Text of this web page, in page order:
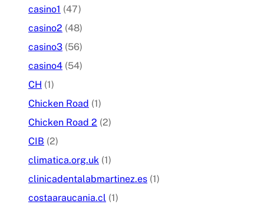
casino1 (47)
casino2 (48)
casino3 (56)
casino4 (54)
CH (1)
Chicken Road (1)
Chicken Road 2 (2)
CIB (2)
climatica.org.uk (1)
clinicadentalabmartinez.es (1)
costaaraucania.cl (1)